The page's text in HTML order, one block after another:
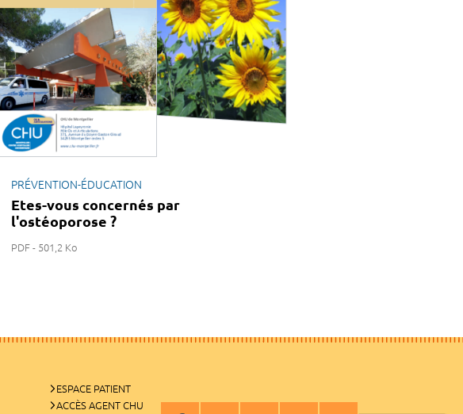
PRÉVENTION-ÉDUCATION
Etes-vous concernés par
l'ostéoporose ?
PDF - 501,2 Ko
ESPACE PATIENT
ACCÈS AGENT CHU